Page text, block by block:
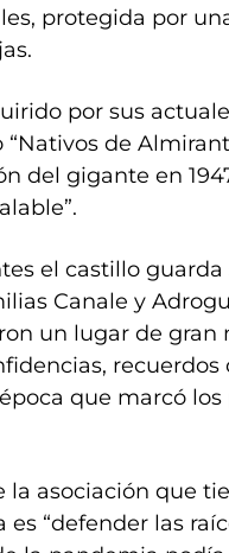
protegida por
por sus
de
del gigante en
el castillo
Canale y
un lugar de gran
recuerdos
que marcó los
la asociación que
“defender las